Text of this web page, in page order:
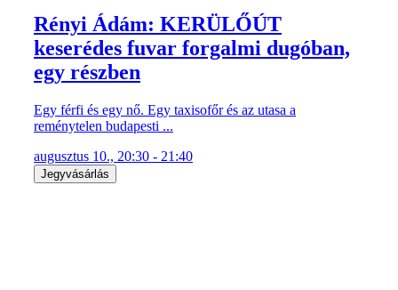
Rényi Ádám: KERÜLŐÚT
keserédes fuvar forgalmi dugóban,
egy részben
Egy férfi és egy nő. Egy taxisofőr és az utasa a
reménytelen budapesti ...
augusztus 10., 20:30 - 21:40
Jegyvásárlás